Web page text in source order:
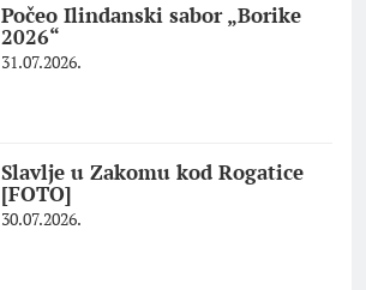
Počeo Ilindanski sabor „Borike
2026“
31.07.2026.
Slavlje u Zakomu kod Rogatice
[FOTO]
30.07.2026.